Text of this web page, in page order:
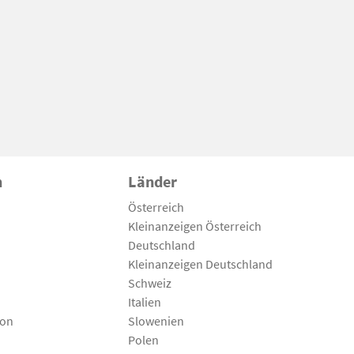
Länder
Österreich
Kleinanzeigen Österreich
Deutschland
Kleinanzeigen Deutschland
Schweiz
Italien
Slowenien
Polen